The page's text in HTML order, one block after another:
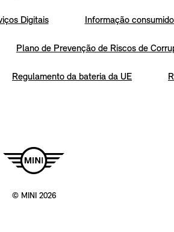
Digitais Informação
Plano de Prevenção de Riscos de
Regulamento da bateria da UE
© MINI 2026